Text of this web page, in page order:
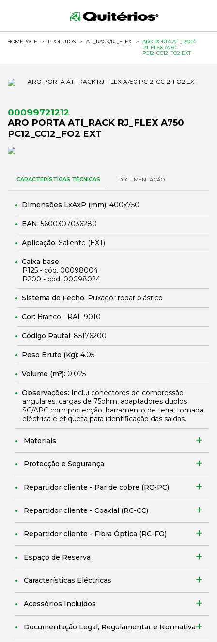
HOMEPAGE > PRODUTOS > ATI_RACK/RJ_FLEX >
ARO PORTA ATI_RACK
RJ_FLEX A750
PC12_CC12_FO2 EXT
00099721212
ARO PORTA ATI_RACK RJ_FLEX A750
PC12_CC12_FO2 EXT
CARACTERÍSTICAS TÉCNICAS DOCUMENTAÇÃO
Dimensões LxAxP (mm): 400x750
EAN: 5600307036280
Aplicação: Saliente (EXT)
Caixa base:
P125 - cód. 00098004
P200 - cód. 00098024
Sistema de Fecho: Puxador rodar plástico
Cor: Branco - RAL 9010
Código Pautal: 85176200
Peso Bruto (Kg): 4.05
Volume (m³): 0.025
Observações: Inclui conectores de compressão
angulares, cargas de 75ohm, adaptadores duplos
SC/APC com protecção, barramento de terra, tomada
eléctrica e etiqueta para identificação das saídas.
Materiais
Protecção e Segurança
Repartidor cliente - Par de cobre (RC-PC)
Repartidor cliente - Coaxial (RC-CC)
Repartidor cliente - Fibra Óptica (RC-FO)
Espaço de Reserva
Características Eléctricas
Acessórios Incluídos
Documentação Legal, Regulamentar e Normativa